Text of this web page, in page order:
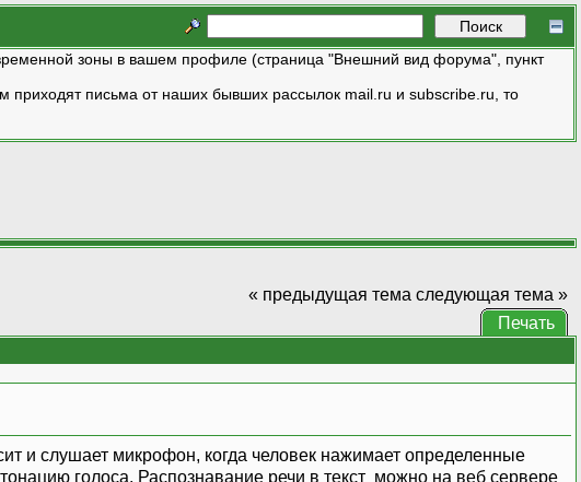
зоны в вашем профиле (страница "Внешний вид форума", пункт
приходят письма от наших бывших рассылок mail.ru и subscribe.ru, то
« предыдущая тема следующая тема »
Печать
и слушает микрофон, когда человек нажимает определенные
голоса. Распознавание речи в текст можно на веб сервере